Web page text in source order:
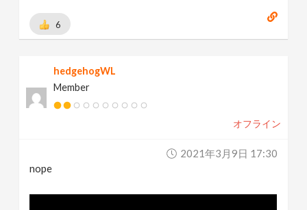
6
hedgehogWL
Member
オフライン
2021年3月9日 17:30
nope